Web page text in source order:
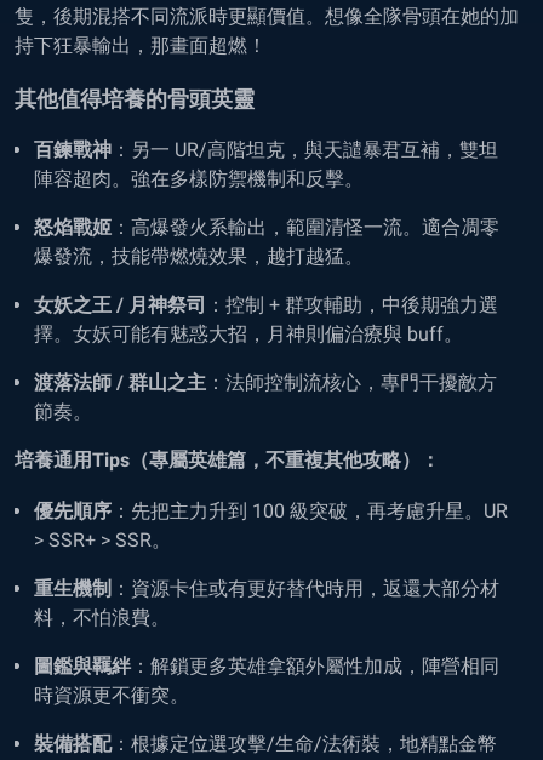
隻，後期混搭不同流派時更顯價值。想像全隊骨頭在她的加
持下狂暴輸出，那畫面超燃！
其他值得培養的骨頭英靈
百鍊戰神 ：另一 UR/高階坦克，與天譴暴君互補，雙坦
陣容超肉。強在多樣防禦機制和反擊。
怒焰戰姬 ：高爆發火系輸出，範圍清怪一流。適合凋零
爆發流，技能帶燃燒效果，越打越猛。
女妖之王 / 月神祭司 ：控制 + 群攻輔助，中後期強力選
擇。女妖可能有魅惑大招，月神則偏治療與 buff。
渡落法師 / 群山之主 ：法師控制流核心，專門干擾敵方
節奏。
培養通用Tips（專屬英雄篇，不重複其他攻略）：
優先順序 ：先把主力升到 100 級突破，再考慮升星。UR
> SSR+ > SSR。
重生機制 ：資源卡住或有更好替代時用，返還大部分材
料，不怕浪費。
圖鑑與羈絆 ：解鎖更多英雄拿額外屬性加成，陣營相同
時資源更不衝突。
裝備搭配：根據定位選攻擊/生命/法術裝，地精點金幣